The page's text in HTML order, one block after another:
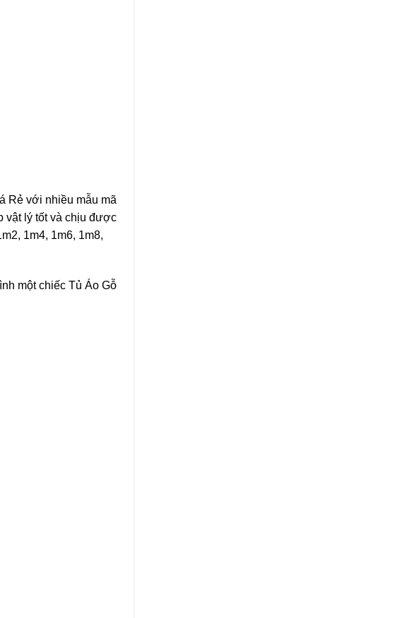
Rẻ với nhiều mẫu mã
vật lý tốt và chịu được
1m4, 1m6, 1m8,
một chiếc Tủ Áo Gỗ